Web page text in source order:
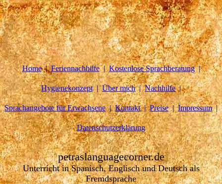
Home Feriennachhilfe Kostenlose Sprachberatung
Hygienekonzept Über mich Nachhilfe
Sprachangebote für Erwachsene Kontakt Preise Impressum
Datenschutzerklärung
petraslanguagecorner.de
Unterricht in Spanisch, Englisch und Deutsch als
Fremdsprache